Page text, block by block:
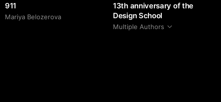
911
Mariya Belozerova
13th anniversary of the
Design School
Multiple Authors